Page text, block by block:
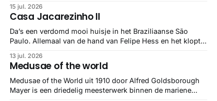
gebundeld in een: boek ✨ Daarin hebben ze alle scans een
stuk netter getrokken, maar op deze manier vind ik ze er
minstens
15 jul. 2026
Casa Jacarezinho II
Da’s een verdomd mooi huisje in het Braziliaanse São
Paulo. Allemaal van de hand van Felipe Hess en het klopt
13 jul. 2026
Medusae of the world
Medusae of the World uit 1910 door Alfred Goldsborough
Mayer is een driedelig meesterwerk binnen de mariene